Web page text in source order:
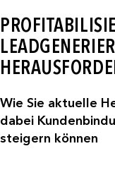
Wie Sie aktuelle
dabei
steigern können